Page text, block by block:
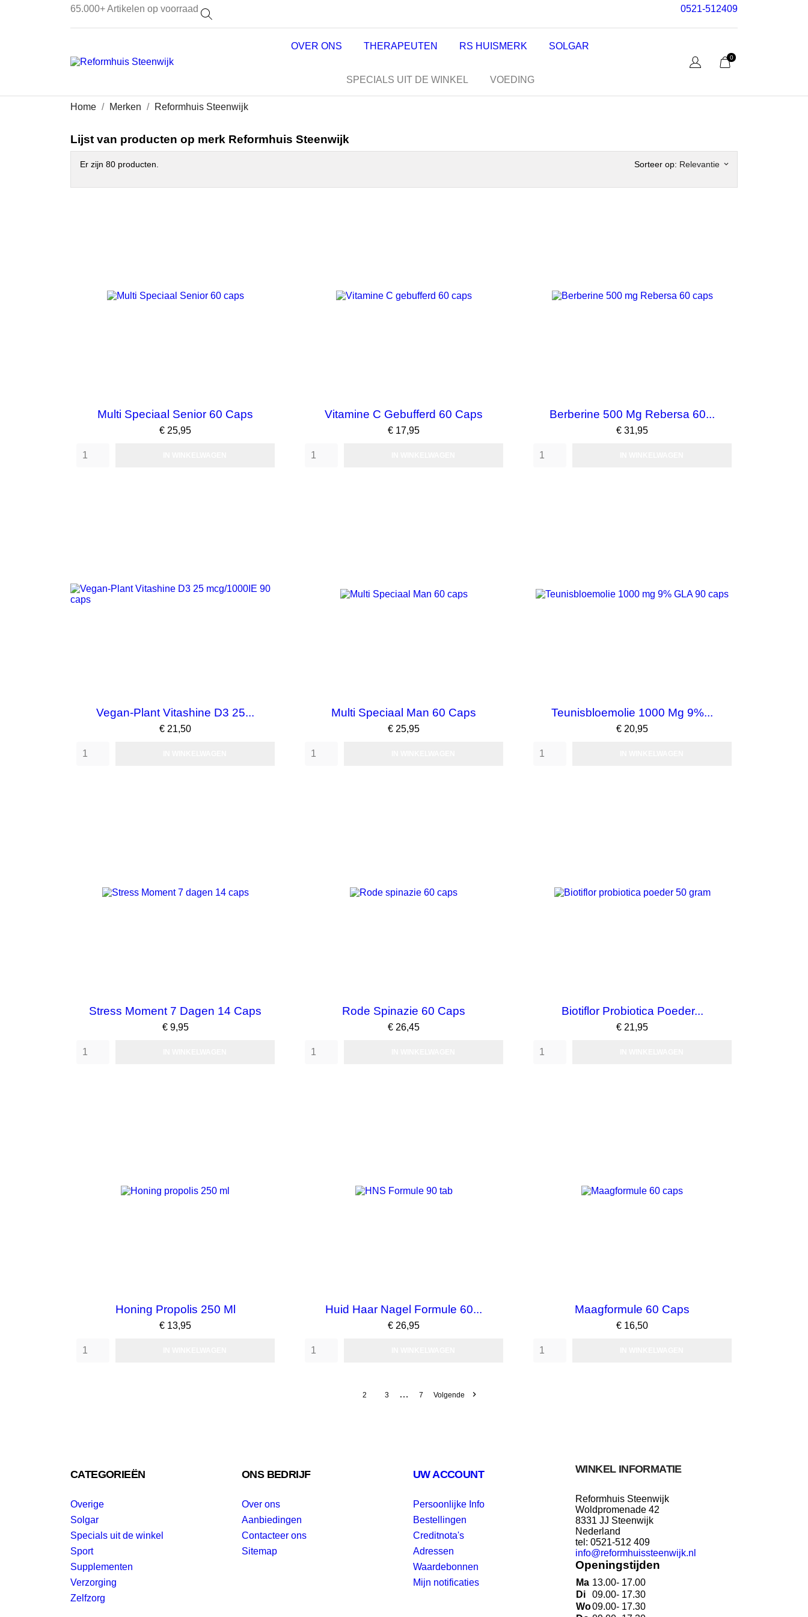
65.000+Artikelen op voorraad 0521-512409
OVER ONS THERAPEUTEN RS HUISMERK SOLGAR
SPECIALS UIT DE WINKEL VOEDING
0
Home Merken Reformhuis Steenwijk
Lijst van producten op merk Reformhuis Steenwijk
Er zijn 80 producten. Sorteer op: Relevantie keyboard_arrow_down
Multi Speciaal Senior 60 Caps
Prijs
€ 25,95
Vitamine C Gebufferd 60 Caps
Prijs
€ 17,95
Berberine 500 Mg Rebersa 60...
Prijs
€ 31,95
Vegan-Plant Vitashine D3 25...
Prijs
€ 21,50
Multi Speciaal Man 60 Caps
Prijs
€ 25,95
Teunisbloemolie 1000 Mg 9%...
Prijs
€ 20,95
Stress Moment 7 Dagen 14 Caps
Prijs
€ 9,95
Rode Spinazie 60 Caps
Prijs
€ 26,45
Biotiflor Probiotica Poeder...
Prijs
€ 21,95
Honing Propolis 250 Ml
Prijs
€ 13,95
Huid Haar Nagel Formule 60...
Prijs
€ 26,95
Maagformule 60 Caps
Prijs
€ 16,50
2 3 … 7 Volgende 
CATEGORIEËN
Overige
Solgar
Specials uit de winkel
Sport
Supplementen
Verzorging
Zelfzorg
ONS BEDRIJF
Over ons
Aanbiedingen
Contacteer ons
Sitemap
UW ACCOUNT
Persoonlijke Info
Bestellingen
Creditnota's
Adressen
Waardebonnen
Mijn notificaties
WINKEL INFORMATIE
Reformhuis Steenwijk
Woldpromenade 42
8331 JJ Steenwijk
Nederland
tel: 0521-512 409
info@reformhuissteenwijk.nl
Openingstijden
Ma 13.00- 17.00
Di
09.00- 17.30
Wo09.00- 17.30